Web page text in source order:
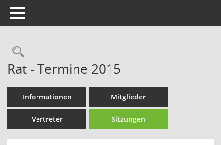
Toggle navigation
Rechercheauswahl
Rat - Termine 2015
Informationen Mitglieder
Vertreter Sitzungen